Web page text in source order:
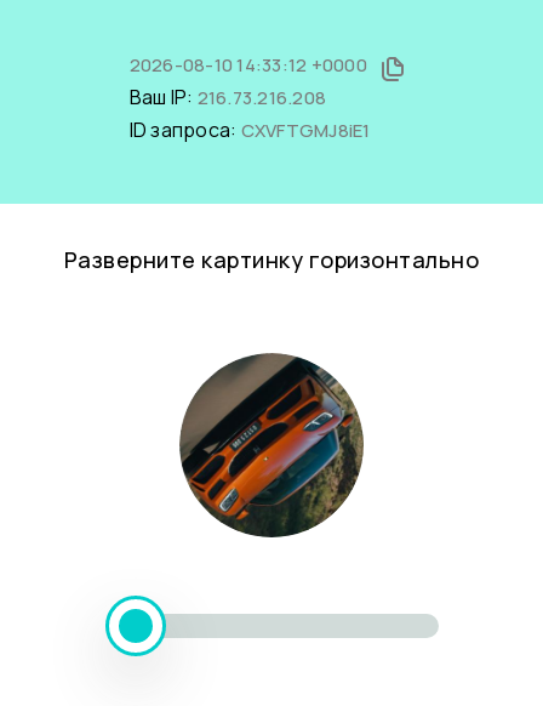
2026-08-10 14:33:12 +0000
Ваш IP: 216.73.216.208
ID запроса: CXVFTGMJ8iE1
Разверните картинку горизонтально